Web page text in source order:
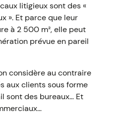
litigieux sont des «
». Et parce que leur
à 2 500 m², elle peut
prévue en pareil
considère au contraire
aux clients sous forme
sont des bureaux… Et